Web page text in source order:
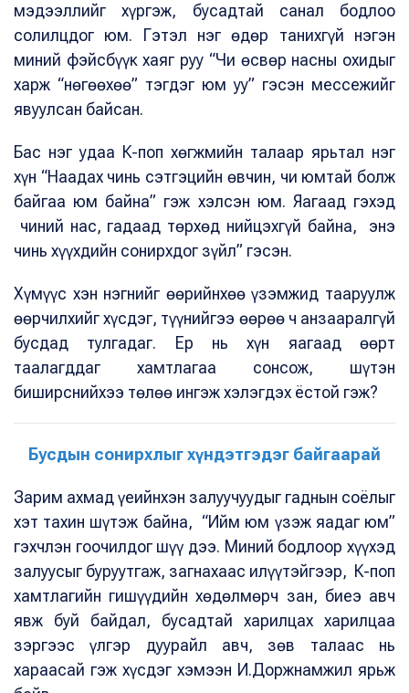
мэдээллийг хүргэж, бусадтай санал бодлоо
солилцдог юм. Гэтэл нэг өдөр танихгүй нэгэн
миний фэйсбүүк хаяг руу “Чи өсвөр насны охидыг
харж “нөгөөхөө” тэгдэг юм уу” гэсэн мессежийг
явуулсан байсан.
Бас нэг удаа К-поп хөгжмийн талаар ярьтал нэг
хүн “Наадах чинь сэтгэцийн өвчин, чи юмтай болж
байгаа юм байна” гэж хэлсэн юм. Яагаад гэхэд
чиний нас, гадаад төрхөд нийцэхгүй байна, энэ
чинь хүүхдийн сонирхдог зүйл” гэсэн.
Хүмүүс хэн нэгнийг өөрийнхөө үзэмжид тааруулж
өөрчилхийг хүсдэг, түүнийгээ өөрөө ч анзааралгүй
бусдад тулгадаг. Ер нь хүн яагаад өөрт
таалагддаг хамтлагаа сонсож, шүтэн
биширснийхээ төлөө ингэж хэлэгдэх ёстой гэж?
Бусдын сонирхлыг хүндэтгэдэг байгаарай
Зарим ахмад үеийнхэн залуучуудыг гаднын соёлыг
хэт тахин шүтэж байна, “Ийм юм үзэж яадаг юм”
гэхчлэн гоочилдог шүү дээ. Миний бодлоор хүүхэд
залуусыг буруутгаж, загнахаас илүүтэйгээр, К-поп
хамтлагийн гишүүдийн хөдөлмөрч зан, биеэ авч
явж буй байдал, бусадтай харилцах харилцаа
зэргээс үлгэр дуурайл авч, зөв талаас нь
хараасай гэж хүсдэг хэмээн И.Доржнамжил ярьж